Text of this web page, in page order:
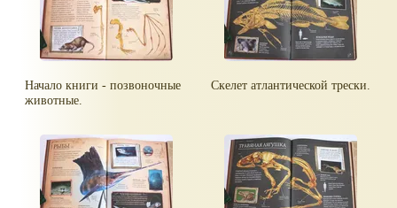
Начало книги - позвоночные
животные.
Скелет атлантической трески.